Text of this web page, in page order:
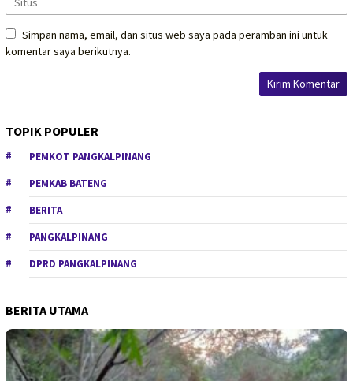
Simpan nama, email, dan situs web saya pada peramban ini untuk
komentar saya berikutnya.
TOPIK POPULER
PEMKOT PANGKALPINANG
PEMKAB BATENG
BERITA
PANGKALPINANG
DPRD PANGKALPINANG
BERITA UTAMA